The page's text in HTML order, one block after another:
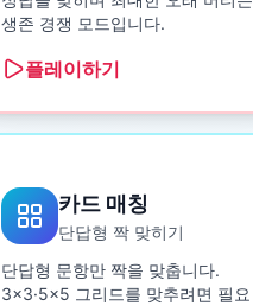
생존 경쟁 모드입니다.
플레이하기
카드 매칭
단답형 짝 맞히기
단답형 문항만 짝을 맞춥니다.
3×3·5×5 그리드를 맞추려면 필요